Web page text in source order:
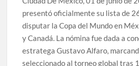
presentó oficialmente su lista de
disputar la Copa del Mundo en
y Canadá. La nómina fue dada a
estratega Gustavo Alfaro,
seleccionado al torneo global tras